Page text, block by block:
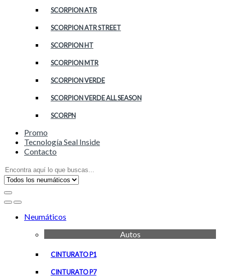
SCORPION ATR
SCORPION ATR STREET
SCORPION HT
SCORPION MTR
SCORPION VERDE
SCORPION VERDE ALL SEASON
SCORPN
Promo
Tecnología Seal Inside
Contacto
Search
for:
OpenClose
Neumáticos
Autos
CINTURATO P1
CINTURATO P7